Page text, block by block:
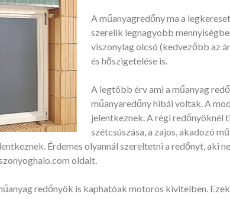
A műanyagredőny ma a
szerelik legnagyobb
viszonylag olcsó (kedvezőbb az
és hőszigetelése is.
A legtöbb érv ami a műanyag
műanyaredőny hibái voltak. A
jelentkeznek. A régi redőnyöknél
szétcsúszása, a zajos, akadozó
Érdemes olyannál szereltetni a redőnyt, aki
oldalt.
redőnyök is kaphatóak motoros kivitelben.